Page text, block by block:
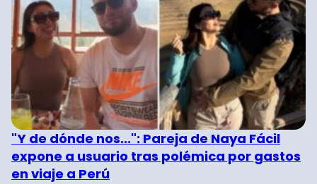
"Y de dónde nos...": Pareja de Naya Fácil
expone a usuario tras polémica por gastos
en viaje a Perú